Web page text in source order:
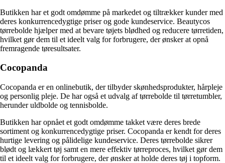
Butikken har et godt omdømme på markedet og tiltrækker kunder med
deres konkurrencedygtige priser og gode kundeservice. Beautycos
tørrebolde hjælper med at bevare tøjets blødhed og reducere tørretiden,
hvilket gør dem til et ideelt valg for forbrugere, der ønsker at opnå
fremragende tøresultsater.
Cocopanda
Cocopanda er en onlinebutik, der tilbyder skønhedsprodukter, hårpleje
og personlig pleje. De har også et udvalg af tørrebolde til tørretumbler,
herunder uldbolde og tennisbolde.
Butikken har opnået et godt omdømme takket være deres brede
sortiment og konkurrencedygtige priser. Cocopanda er kendt for deres
hurtige levering og pålidelige kundeservice. Deres tørrebolde sikrer
blødt og lækkert tøj samt en mere effektiv tørreproces, hvilket gør dem
til et ideelt valg for forbrugere, der ønsker at holde deres tøj i topform.